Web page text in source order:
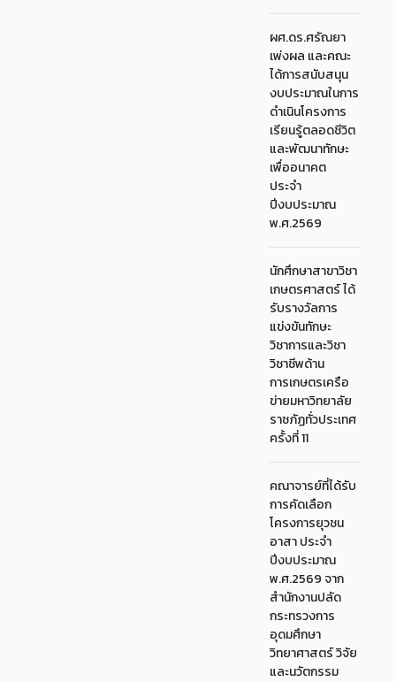
ผศ.ดร.ศรัณยา
เพ่งผล และคณะ
ได้การสนับสนุน
งบประมาณในการ
ดำเนินโครงการ
เรียนรู้ตลอดชีวิต
และพัฒนาทักษะ
เพื่ออนาคต
ประจำ
ปีงบประมาณ
พ.ศ.2569
นักศึกษาสาขาวิชา
เกษตรศาสตร์ ได้
รับรางวัลการ
แข่งขันทักษะ
วิชาการและวิชา
วิชาชีพด้าน
การเกษตรเครือ
ข่ายมหาวิทยาลัย
ราชภัฏทั่วประเทศ
ครั้งที่ 11
คณาจารย์ที่ได้รับ
การคัดเลือก
โครงการยุวชน
อาสา ประจำ
ปีงบประมาณ
พ.ศ.2569 จาก
สำนักงานปลัด
กระทรวงการ
อุดมศึกษา
วิทยาศาสตร์ วิจัย
และนวัตกรรม